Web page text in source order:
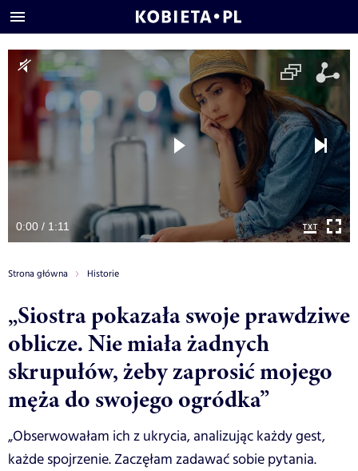
0:00 / 1:11
Strona główna Historie
„Siostra pokazała swoje prawdziwe
oblicze. Nie miała żadnych
skrupułów, żeby zaprosić mojego
męża do swojego ogródka”
„Obserwowałam ich z ukrycia, analizując każdy gest,
każde spojrzenie. Zaczęłam zadawać sobie pytania.